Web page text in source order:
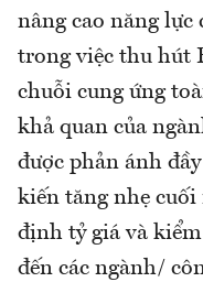
nâng cao năng
trong việc thu hút
chuỗi cung ứng
khả quan của
được phản ánh
kiến tăng nhẹ
định tỷ giá và
đến các ngành/